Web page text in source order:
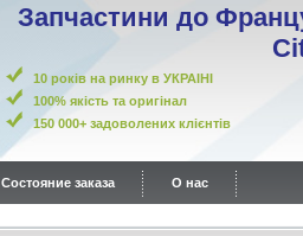
Запчастини до
10 років на ринку в
100% якість та оригінал
150 000+ задоволених
Состояние заказа О нас